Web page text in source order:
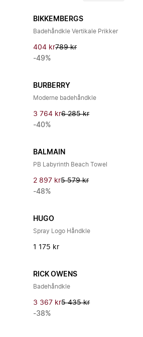
BIKKEMBERGS
Badehåndkle Vertikale Prikker
404 kr789 kr
-49%
BURBERRY
Moderne badehåndkle
3 764 kr6 285 kr
-40%
BALMAIN
PB Labyrinth Beach Towel
2 897 kr5 579 kr
-48%
HUGO
Spray Logo Håndkle
1 175 kr
RICK OWENS
Badehåndkle
3 367 kr5 435 kr
-38%